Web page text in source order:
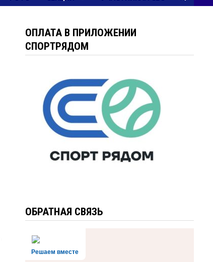
ОПЛАТА В ПРИЛОЖЕНИИ
СПОРТРЯДОМ
ОБРАТНАЯ СВЯЗЬ
Решаем вместе